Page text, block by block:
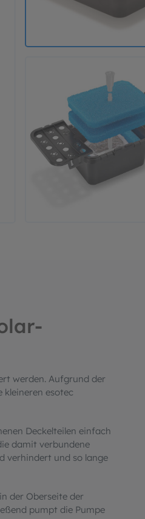
werden. Aufgrund der
esotec
Deckelteilen einfach
damit verbundene
verhindert und so lange
der Oberseite der
pumpt die Pumpe